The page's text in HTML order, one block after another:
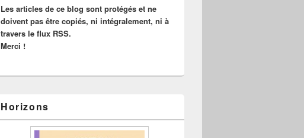
Les articles de ce blog sont protégés et ne
doivent pas être copiés, ni intégralement, ni à
travers le flux RSS.
Merci !
Horizons